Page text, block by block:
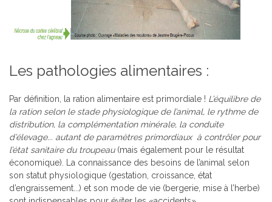
Les pathologies alimentaires :
Par définition, la ration alimentaire est primordiale ! L’équilibre de
la ration selon le stade physiologique de l’animal, le rythme de
distribution, la complémentation minérale, la conduite
d’élevage... autant de paramètres primordiaux à contrôler pour
l’état sanitaire du troupeau (mais également pour le résultat
économique). La connaissance des besoins de l’animal selon
son statut physiologique (gestation, croissance, état
d’engraissement...) et son mode de vie (bergerie, mise à l’herbe)